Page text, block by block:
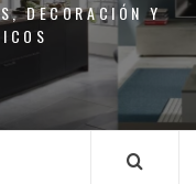
DECORACIÓN Y